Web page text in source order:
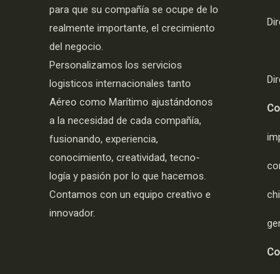
para que su compañía se ocupe de lo
realmente importante, el crecimiento
del negocio.
Personalizamos los servicios
logisticos internacionales tanto
Aéreo como Marítimo ajustándonos
a la necesidad de cada compañía,
fusionando, experiencia,
conocimiento, creatividad, tecno-
logía y pasión por lo que hacemos.
Contamos con un equipo creativo e
innovador.